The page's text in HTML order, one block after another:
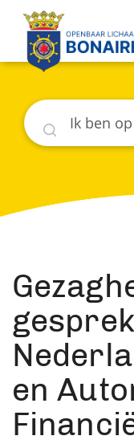
Zoeken
en